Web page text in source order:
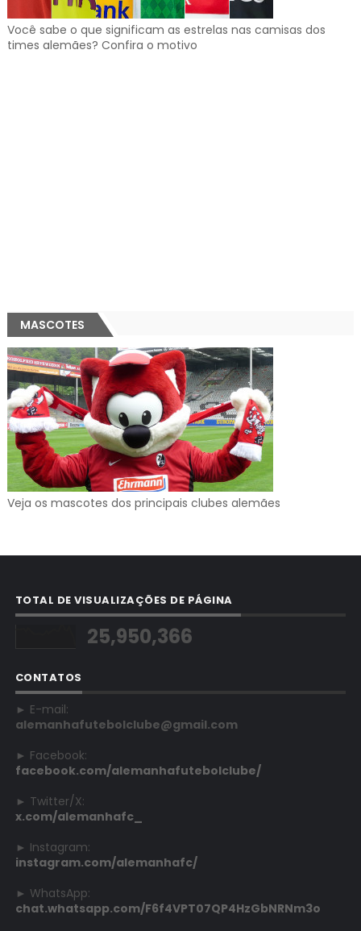
Você sabe o que significam as estrelas nas camisas dos
times alemães? Confira o motivo
MASCOTES
Veja os mascotes dos principais clubes alemães
TOTAL DE VISUALIZAÇÕES DE PÁGINA
25,950,366
CONTATOS
► E-mail:
alemanhafutebolclube@gmail.com
► Facebook:
facebook.com/alemanhafutebolclube/
► Twitter/X:
x.com/alemanhafc_
► Instagram:
instagram.com/alemanhafc/
► WhatsApp:
chat.whatsapp.com/F6f4VPT07QP4HzGbNRNm3o